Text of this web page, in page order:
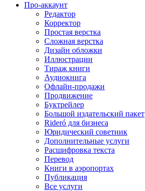
Про-аккаунт
Редактор
Корректор
Простая верстка
Сложная верстка
Дизайн обложки
Иллюстрации
Тираж книги
Аудиокнига
Офлайн-продажи
Продвижение
Буктрейлер
Большой издательский пакет
Rideró для бизнеса
Юридический советник
Дополнительные услуги
Расшифровка текста
Перевод
Книги в аэропортах
Публикация
Все услуги